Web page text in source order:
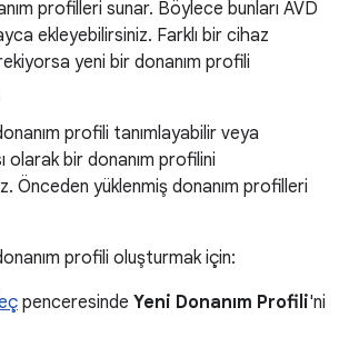
profilleri sunar. Böylece bunları AVD
ekleyebilirsiniz. Farklı bir cihaz
yeni bir donanım profili
profili tanımlayabilir veya
olarak bir donanım profilini
Önceden yüklenmiş donanım profilleri
profili oluşturmak için:
penceresinde Yeni Donanım Profili'ni